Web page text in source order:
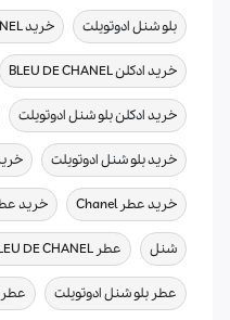
بلو شنل ادوتویلت , خرید BLEU DE CHANEL
خرید ادکلن BLEU DE CHANEL ,
خرید ادکلن بلو شنل ادوتویلت ,
خرید بلو شنل ادوتویلت ,
خرید عطر Chanel , خرید
شنل , عطر BLEU DE CHANEL
عطر بلو شنل ادوتویلت ,